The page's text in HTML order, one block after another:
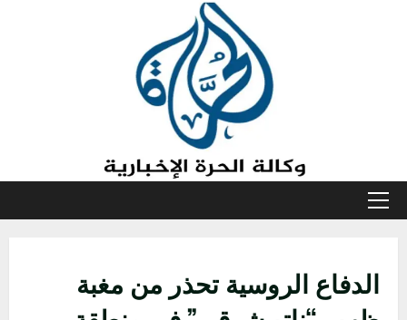
القائمة
الدفاع الروسية تحذر من مغبة